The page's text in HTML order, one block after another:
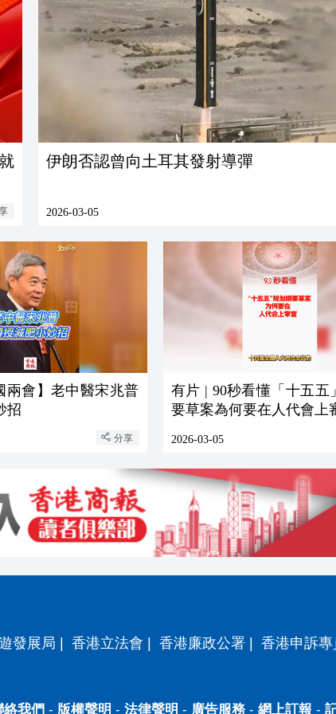
伊朗否認曾向土耳其發射導彈
2026-03-05
兩會】老中醫宋兆普
招
分享
有片 | 90秒看懂「十五五
要草案為何要在人代會上
2026-03-05
發展局 香港立法會 香港廉政公署
香港申訴
絡我們 - 版權聲明 - 法律聲明 - 廣告服務- 網上訂報 -